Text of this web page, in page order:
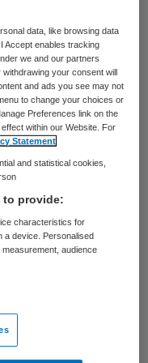
kwartaal
fabrikant
Staten had
en van
omzet van 11
over het derde
een jaar
van 1,7 miljard
data, like browsing data
Accept enables tracking
we and our partners
your consent will
and ads you see may not
to change your choices or
Preferences link on the
within our Website. For
Statement
and statistical cookies,
to provide:
characteristics for
a device. Personalised
audience